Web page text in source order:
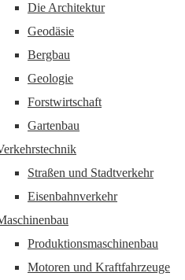
Die Architektur
Geodäsie
Bergbau
Geologie
Forstwirtschaft
Gartenbau
Straßen und Stadtverkehr
Eisenbahnverkehr
Produktionsmaschinenbau
Motoren und Kraftfahrzeuge